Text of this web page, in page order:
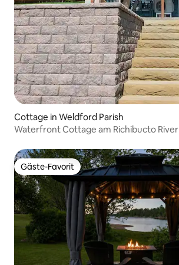
Cottage in Weldford Parish
Waterfront Cottage am Richibucto River
Gäste-Favorit
Gäste-Favorit